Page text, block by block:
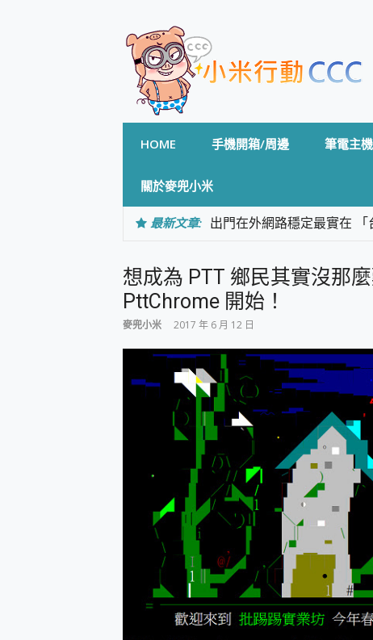
HOME 手機開箱/周邊 筆電主
關於麥兜小米
最新文章: 出門在外網路穩定最實在 「
專為 PC上的 XBOX和掌機
台灣製攝影機在這裡，
測
電力超超超持久 MSI 微星
超懂拍、耐用 AI 街拍機~
防窺黑科技 Galaxy S26
AI 支付 一錶搞定大小事
超驚艷 讓人一眼就愛上
美到讓人超想擁有 moto
好用的 EaseUS Partition
一鍵修復模糊影片、舊照的
小朋友才做選擇 投影機
式生活新體驗
外型超吸晴~ 給您絕佳操控
開箱~變身「蜘蛛人」椅子
iPhone 17 系列 有認證的
DJI Osmo Pocket 3 爽爽
小巧好吸不擋鏡頭 有Qi2認
會走動的冷暖氣 SONY
寶可夢飛人外掛iToolab
百倍變焦實測~ vivo X200
想成為 PTT 鄉民其實沒那
PttChrome 開始！
麥兜小米 2017 年 6 月 12 日